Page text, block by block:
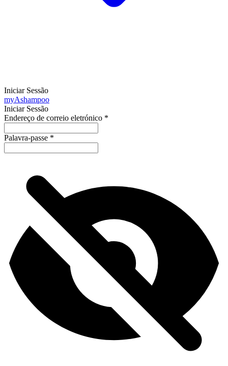
Iniciar Sessão
myAshampoo
Iniciar Sessão
Endereço de correio eletrónico *
Palavra-passe *